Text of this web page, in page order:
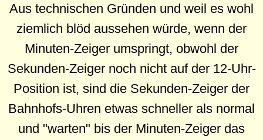
Aus technischen Gründen und weil es wohl
ziemlich blöd aussehen würde, wenn der
Minuten-Zeiger umspringt, obwohl der
Sekunden-Zeiger noch nicht auf der 12-Uhr-
Position ist, sind die Sekunden-Zeiger der
Bahnhofs-Uhren etwas schneller als normal
und "warten" bis der Minuten-Zeiger das